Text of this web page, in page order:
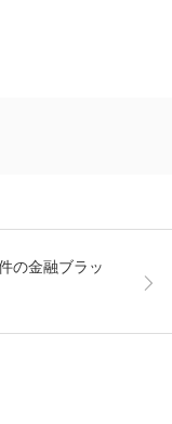
の金融ブラッ